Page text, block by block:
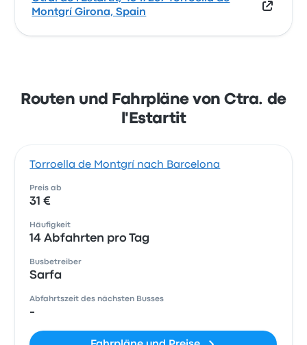
Montgrí Girona, Spain
Routen und Fahrpläne von Ctra. de
l'Estartit
Torroella de Montgrí nach Barcelona
Preis ab
31 €
Häufigkeit
14 Abfahrten pro Tag
Busbetreiber
Sarfa
Abfahrtszeit des nächsten Busses
-